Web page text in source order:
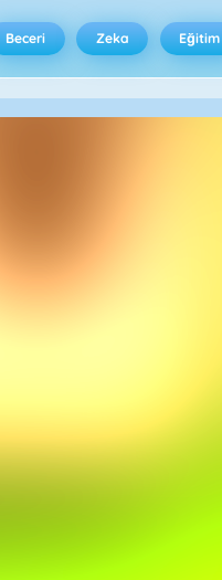
Beceri Zeka Eğitim